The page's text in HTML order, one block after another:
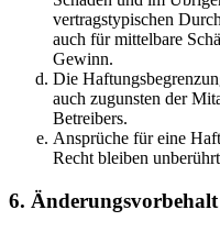
vertragstypischen
auch für mittelbare
Gewinn.
Die
auch zugunsten der
Betreibers.
Ansprüche für eine
Recht bleiben
6. Änderungsvorbehalt